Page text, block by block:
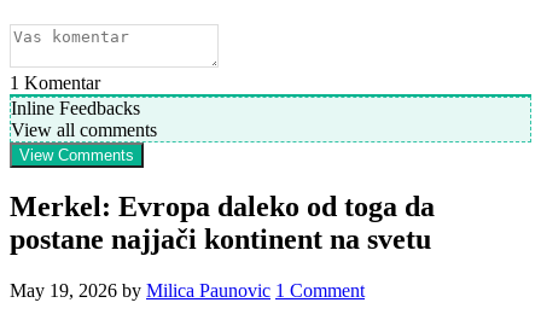
1 Komentar
Inline Feedbacks
View all comments
View Comments
Merkel: Evropa daleko od toga da
postane najjači kontinent na svetu
May 19, 2026 by Milica Paunovic 1 Comment